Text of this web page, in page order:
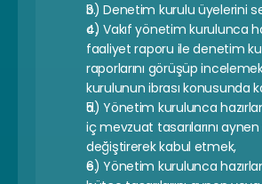
b) Denetim kurulu üyelerini
c) Vakıf yönetim kurulunca
faaliyet raporu ile denetim
raporlarını görüşüp
kurulunun ibrası konusunda
d) Yönetim kurulunca
iç mevzuat tasarılarını
değiştirerek kabul etmek,
e) Yönetim kurulunca